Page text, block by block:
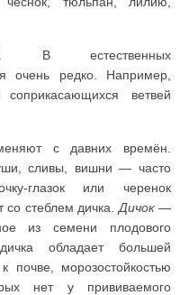
. В естественных
очень редко. Например,
соприкасающихся ветвей
с давних времён.
сливы, вишни — часто
глазок или черенок
со стеблем дичка. Дичок—
из семени плодового
обладает большей
почве, морозостойкостью
нет у прививаемого